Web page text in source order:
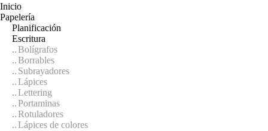
Inicio
Papelería
Planificación
Escritura
Bolígrafos
Borrables
Subrayadores
Lápices
Lettering
Portaminas
Rotuladores
Lápices de colores